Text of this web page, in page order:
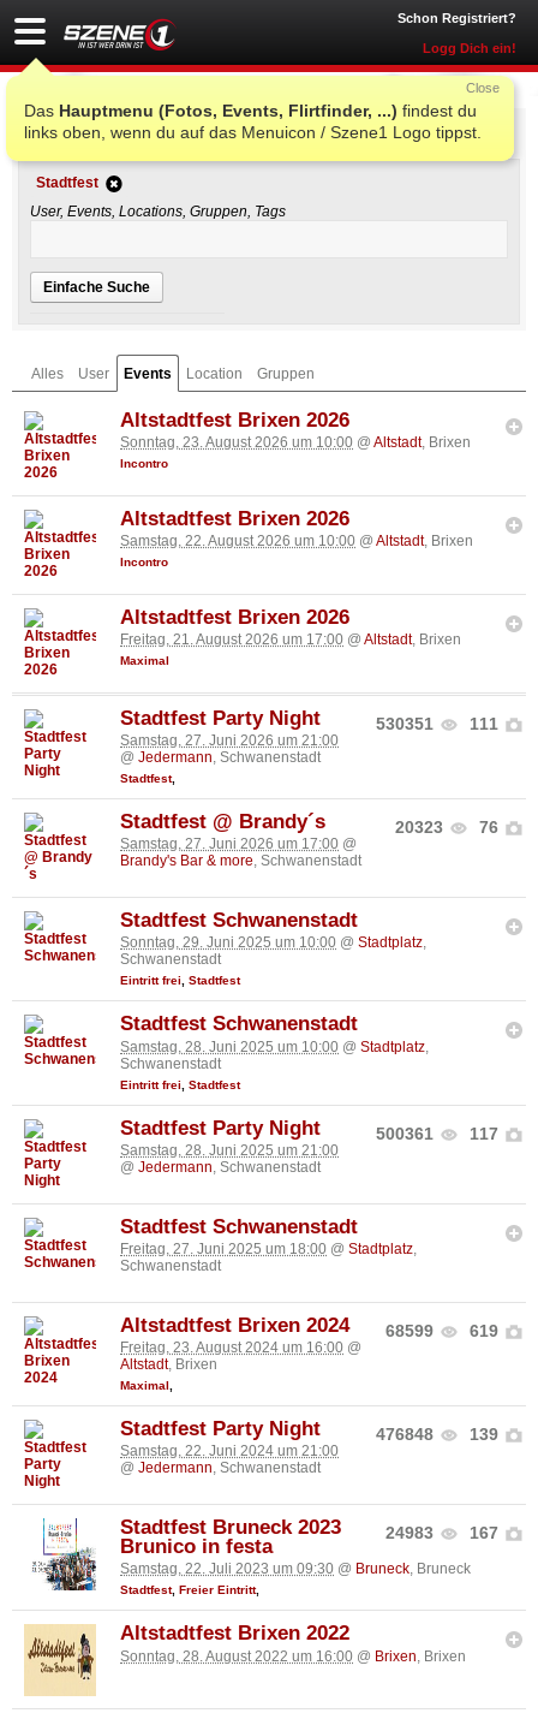
Schon Registriert?
Logg Dich ein!
Das Hauptmenu (Fotos, Events, Flirtfinder, ...) findest du
links oben, wenn du auf das Menuicon / Szene1 Logo tippst.
Close
Einfache Suche
Stadtfest
User, Events, Locations, Gruppen, Tags
Einfache Suche
Alles User Events Location Gruppen
Altstadtfest Brixen 2026
Sonntag, 23. August 2026 um 10:00 @ Altstadt, Brixen
Incontro
Altstadtfest Brixen 2026
Samstag, 22. August 2026 um 10:00 @ Altstadt, Brixen
Incontro
Altstadtfest Brixen 2026
Freitag, 21. August 2026 um 17:00 @ Altstadt, Brixen
Maximal
530351 111
Stadtfest Party Night
Samstag, 27. Juni 2026 um 21:00
@ Jedermann, Schwanenstadt
Stadtfest,
20323 76
Stadtfest @ Brandy´s
Samstag, 27. Juni 2026 um 17:00 @
Brandy's Bar & more, Schwanenstadt
Stadtfest Schwanenstadt
Sonntag, 29. Juni 2025 um 10:00 @ Stadtplatz,
Schwanenstadt
Eintritt frei, Stadtfest
Stadtfest Schwanenstadt
Samstag, 28. Juni 2025 um 10:00 @ Stadtplatz
Schwanenstadt
Eintritt frei Stadtfest
500361 117
Stadtfest Party Night
Samstag, 28. Juni 2025 um 21:00
@ Jedermann, Schwanenstadt
Stadtfest Schwanenstadt
Freitag, 27. Juni 2025 um 18:00 @ Stadtplatz,
Schwanenstadt
68599 619
Altstadtfest Brixen 2024
Freitag, 23. August 2024 um 16:00 @
Altstadt, Brixen
Maximal
476848 139
Stadtfest Party Night
Samstag, 22. Juni 2024 um 21:00
@ Jedermann, Schwanenstadt
24983 167
Stadtfest Bruneck 2023
Brunico in festa
Samstag, 22. Juli 2023 um 09:30 @ Bruneck, Bruneck
Stadtfest, Freier Eintritt,
Altstadtfest Brixen 2022
Sonntag, 28. August 2022 um 16:00 @ Brixen , Brixen